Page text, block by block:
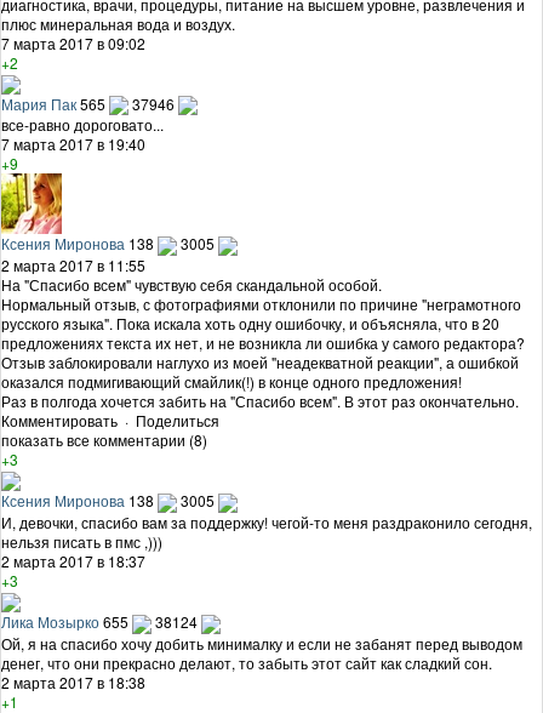
плюс минеральная вода и воздух.
7 марта 2017 в 09:02
+2
Мария Пак565
37946
все-равно дороговато...
7 марта 2017 в 19:40
+9
Ксения Миронова 138
3005
2 марта 2017 в 11:55
На "Спасибо всем" чувствую себя скандальной особой.
Нормальный отзыв, с фотографиями отклонили по причине "неграмотного
русского языка". Пока искала хоть одну ошибочку, и объясняла, что в 20
предложениях текста их нет, и не возникла ли ошибка у самого редактора?
Отзыв заблокировали наглухо из моей "неадекватной реакции", а ошибкой
оказался подмигивающий смайлик(!) в конце одного предложения!
Раз в полгода хочется забить на "Спасибо всем". В этот раз окончательно.
Комментировать · Поделиться
показать все комментарии (8)
+3
Ксения Миронова 138
3005
И, девочки, спасибо вам за поддержку! чегой-то меня раздраконило сегодня,
нельзя писать в пмс ,)))
2 марта 2017 в 18:37
+3
Лика Мозырко655
38124
Ой, я на спасибо хочу добить минималку и если не забанят перед выводом
денег, что они прекрасно делают, то забыть этот сайт как сладкий сон.
2 марта 2017 в 18:38
+1